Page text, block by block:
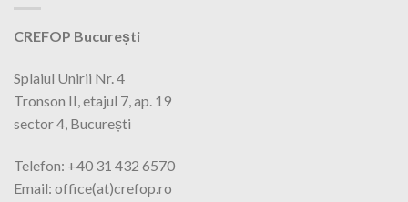
CREFOP București
Splaiul Unirii Nr. 4
Tronson II, etajul 7, ap. 19
sector 4, București
Telefon: +40 31 432 6570
Email: office(at)crefop.ro